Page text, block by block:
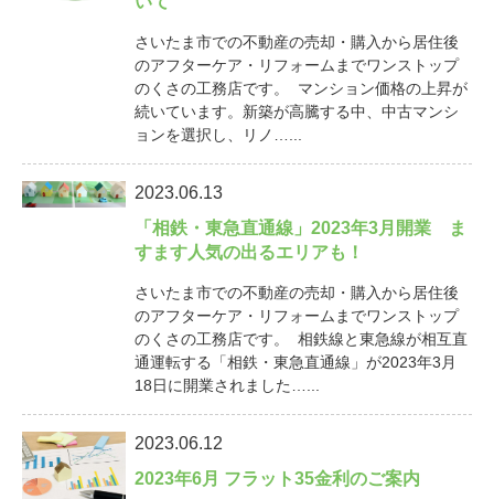
さいたま市での不動産の売却・購入から居住後
のアフターケア・リフォームまでワンストップ
のくさの工務店です。 マンション価格の上昇が
続いています。新築が高騰する中、中古マンシ
ョンを選択し、リノ…...
2023.06.13
「相鉄・東急直通線」2023年3月開業 ま
すます人気の出るエリアも！
さいたま市での不動産の売却・購入から居住後
のアフターケア・リフォームまでワンストップ
のくさの工務店です。 相鉄線と東急線が相互直
通運転する「相鉄・東急直通線」が2023年3月
18日に開業されました…...
2023.06.12
2023年6月 フラット35金利のご案内